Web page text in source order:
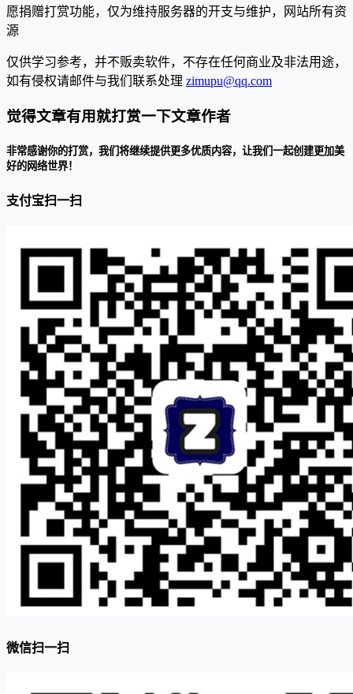
愿捐赠打赏功能，仅为维持服务器的开支与维护，网站所有资
源
仅供学习参考，并不贩卖软件，不存在任何商业及非法用途，
如有侵权请邮件与我们联系处理 zimupu@qq.com
觉得文章有用就打赏一下文章作者
非常感谢你的打赏，我们将继续提供更多优质内容，让我们一起创建更加美
好的网络世界！
支付宝扫一扫
微信扫一扫